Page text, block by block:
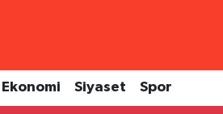
Ekonomi Siyaset Spor